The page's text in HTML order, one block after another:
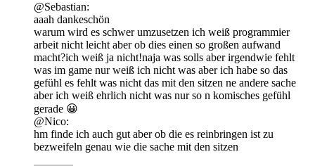
@Sebastian:
aaah dankeschön
warum wird es schwer umzusetzen ich weiß programmier
arbeit nicht leicht aber ob dies einen so großen aufwand
macht?ich weiß ja nicht!naja was solls aber irgendwie fehlt
was im game nur weiß ich nicht was aber ich habe so das
gefühl es fehlt was nicht das mit den sitzen ne andere sache
aber ich weiß ehrlich nicht was nur so n komisches gefühl
gerade 😀
@Nico:
hm finde ich auch gut aber ob die es reinbringen ist zu
bezweifeln genau wie die sache mit den sitzen